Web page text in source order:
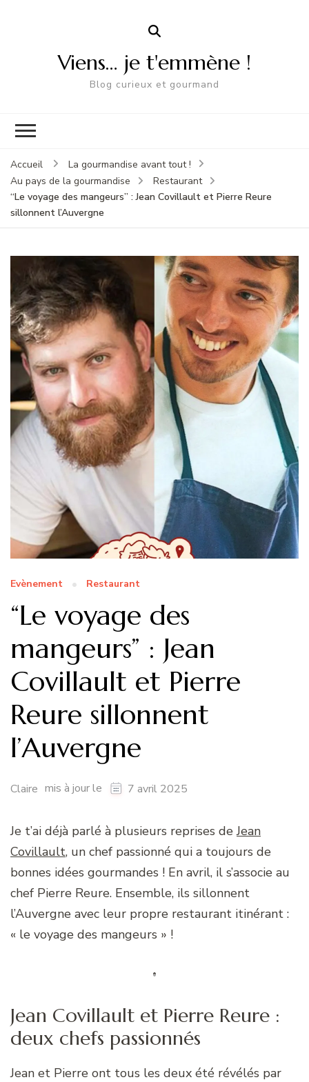
Viens… je t'emmène !
Blog curieux et gourmand
Accueil
La gourmandise avant tout !
Au pays de la gourmandise
Restaurant
“Le voyage des mangeurs” : Jean Covillault et Pierre Reure
sillonnent l’Auvergne
Evènement Restaurant
“Le voyage des
mangeurs” : Jean
Covillault et Pierre
Reure sillonnent
l’Auvergne
Claire mis à jour le 7 avril 2025
Je t’ai déjà parlé à plusieurs reprises deJean
Covillault, un chef passionné qui a toujours de
bonnes idées gourmandes ! En avril, il s’associe au
chef Pierre Reure. Ensemble, ils sillonnent
l’Auvergne avec leur propre restaurant itinérant :
« le voyage des mangeurs » !
Jean Covillault et Pierre Reure :
deux chefs passionnés
Jean et Pierre ont tous les deux été révélés par